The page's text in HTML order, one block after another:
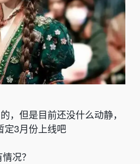
，但是目前还没什么动静，
定3月份上线吧
况？